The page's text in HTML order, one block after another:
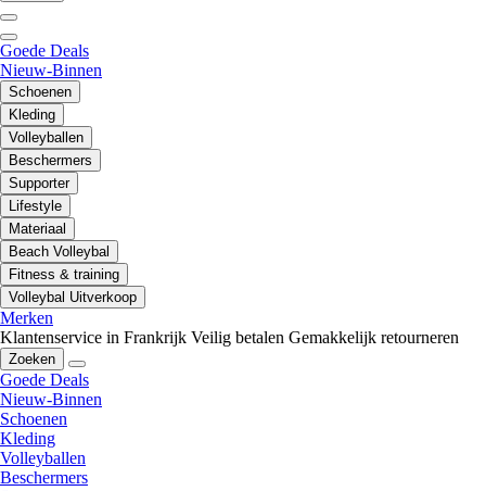
Goede Deals
Nieuw-Binnen
Schoenen
Kleding
Volleyballen
Beschermers
Supporter
Lifestyle
Materiaal
Beach Volleybal
Fitness & training
Volleybal Uitverkoop
Merken
Klantenservice in Frankrijk Veilig betalen Gemakkelijk retourneren
Zoeken
Goede Deals
Nieuw-Binnen
Schoenen
Kleding
Volleyballen
Beschermers